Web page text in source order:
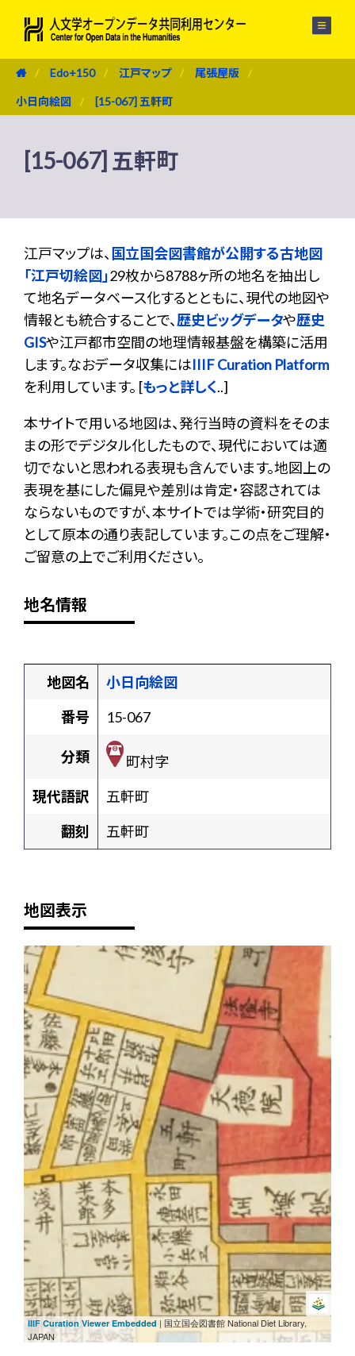
Edo+150 江戸マップ 尾張屋版
小日向絵図 [15-067] 五軒町
[15-067] 五軒町
江戸マップは、 国立国会図書館が公開する古地図
「江戸切絵図」29枚から8788ヶ所の地名を抽出し
て地名データベース化するとともに、現代の地図や
情報とも統合することで、歴史ビッグデータや歴史
GISや江戸都市空間の地理情報基盤を構築に活用
します。なおデータ収集にはIIIF Curation Platform
を利用しています。 [もっと詳しく..]
本サイトで用いる地図は、発行当時の資料をそのま
まの形でデジタル化したもので、現代においては適
切でないと思われる表現も含んでいます。地図上の
表現を基にした偏見や差別は肯定・容認されては
ならないものですが、本サイトでは学術・研究目的
として原本の通り表記しています。この点をご理解・
ご留意の上でご利用ください。
地名情報
地図名
小日向絵図
番号
15-067
分類
町村字
現代語訳
五軒町
翻刻
五軒町
地図表示
+
-
IIIF Curation Viewer Embedded | 国立国会図書館 National Diet Library,
JAPAN